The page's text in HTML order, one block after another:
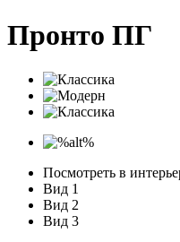
Пронто ПГ
Посмотреть в
Вид 1
Вид 2
Вид 3